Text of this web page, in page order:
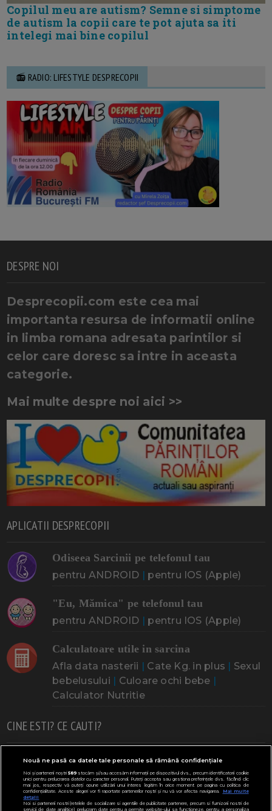
Copilul meu are autism? Semne si simptome
de autism la copii care te pot ajuta sa iti
intelegi mai bine copilul
📻 RADIO: LIFESTYLE DESPRECOPII
DESPRE NOI
Desprecopii.com este cea mai
importanta resursa de informatii online
in limba romana adresata parintilor si
celor care doresc sa intre in aceasta
categorie.
Mai multe despre noi aici >>
APLICATII DESPRECOPII
Odiseea Sarcinii pe telefonul tau
pentru ANDROID | pentru IOS (Apple)
"Eu, Mămica" pe telefonul tau
pentru ANDROID | pentru IOS (Apple)
Calculatoare utile in sarcina
Afla data nasterii | Cate Kg. in plus | Sexul
bebelusului | Culoare ochi bebe |
Calculator Nutritie
CINE ESTI? CE CAUTI?
Doresc un copil Adoptia Probleme cu sarcina
Urmeaza sa nasc Probleme alaptare Bebe plange
Bebe febra Caut bona Cresa, Gradinta
Nouă ne pasă ca datele tale personale să rămână confidențiale
Noi și partenerii noștri589stocăm și/sau accesăm informații pe dispozitivul dvs., precum identificatorii cookie
unici pentru prelucrarea datelor cu caracter personal. Puteți accepta sau gestiona preferințele dvs. făcând clic
mai jos, respectiv vă puteți opune utilizării unui interes legitim în orice moment pe pagina cu politica de
confidențialitate. Aceste alegeri vor fi raportate partenerilor noștri și nu vă vor afecta navigarea.
Mai multe
detalii
Noi si partenerii nostri (retelele de socializare si agentiile de publicitate partenere, precum si furnizorii nostri de
servicii de date analitice) prelucram date pentru a permite website-ului sa functioneze, pentru a personaliza